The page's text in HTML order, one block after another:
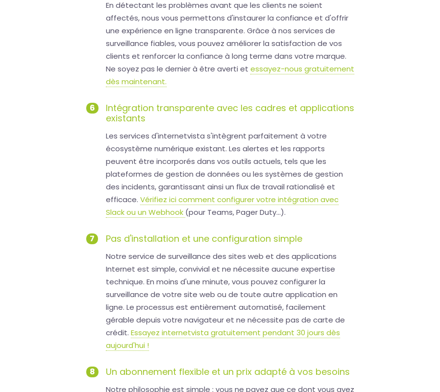
En détectant les problèmes avant que les clients ne soient
affectés, nous vous permettons d'instaurer la confiance et d'offrir
une expérience en ligne transparente. Grâce à nos services de
surveillance fiables, vous pouvez améliorer la satisfaction de vos
clients et renforcer la confiance à long terme dans votre marque.
Ne soyez pas le dernier à être averti et essayez-nous gratuitement
dès maintenant.
6
Intégration transparente avec les cadres et applications
existants
Les services d'internetvista s'intègrent parfaitement à votre
écosystème numérique existant. Les alertes et les rapports
peuvent être incorporés dans vos outils actuels, tels que les
plateformes de gestion de données ou les systèmes de gestion
des incidents, garantissant ainsi un flux de travail rationalisé et
efficace. Vérifiez ici comment configurer votre intégration avec
Slack ou un Webhook (pour Teams, Pager Duty...).
7 Pas d'installation et une configuration simple
Notre service de surveillance des sites web et des applications
Internet est simple, convivial et ne nécessite aucune expertise
technique. En moins d'une minute, vous pouvez configurer la
surveillance de votre site web ou de toute autre application en
ligne. Le processus est entièrement automatisé, facilement
gérable depuis votre navigateur et ne nécessite pas de carte de
crédit. Essayez internetvista gratuitement pendant 30 jours dès
aujourd'hui !
8 Un abonnement flexible et un prix adapté à vos besoins
Notre philosophie est simple : vous ne payez que ce dont vous avez